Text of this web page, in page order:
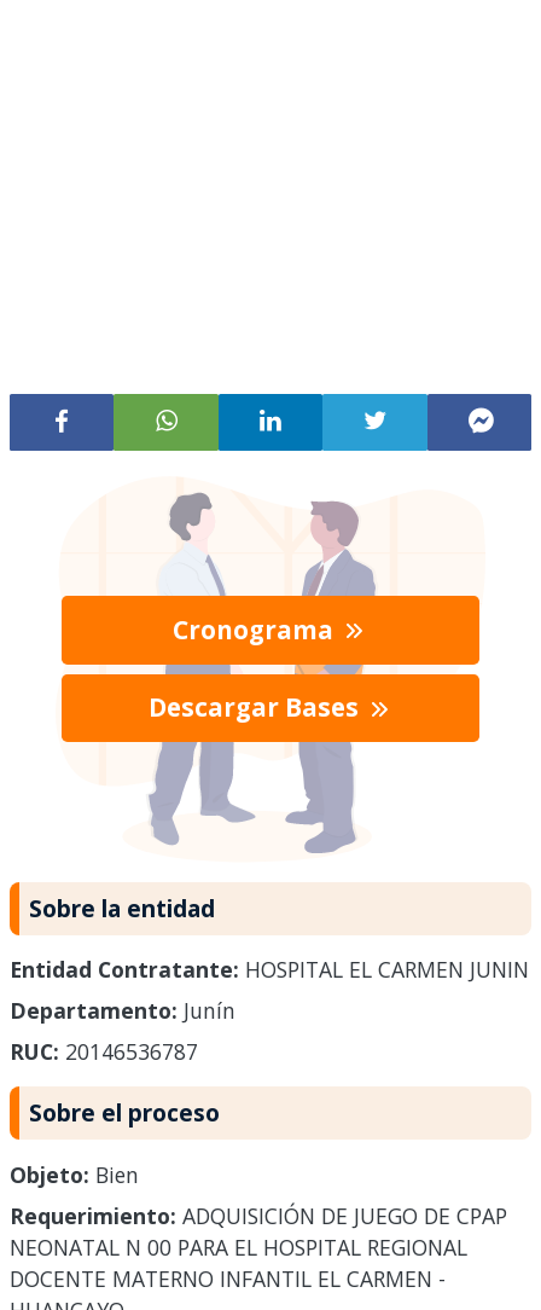
Cronograma
Descargar Bases
Sobre la entidad
Entidad Contratante: HOSPITAL EL CARMEN JUNIN
Departamento: Junín
RUC: 20146536787
Sobre el proceso
Objeto: Bien
Requerimiento: ADQUISICIÓN DE JUEGO DE CPAP
NEONATAL N 00 PARA EL HOSPITAL REGIONAL
DOCENTE MATERNO INFANTIL EL CARMEN -